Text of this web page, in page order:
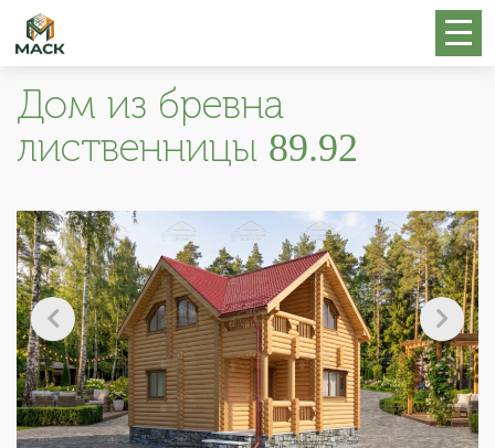
Дом из бревна
лиственницы 89.92